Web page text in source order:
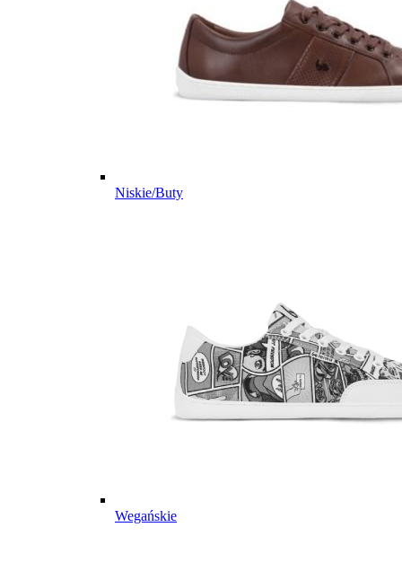
Niskie/Buty
Wegańskie